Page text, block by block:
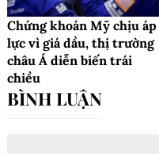
Chứng khoán Mỹ chịu áp
lực vì giá dầu, thị trường
châu Á diễn biến trái
chiều